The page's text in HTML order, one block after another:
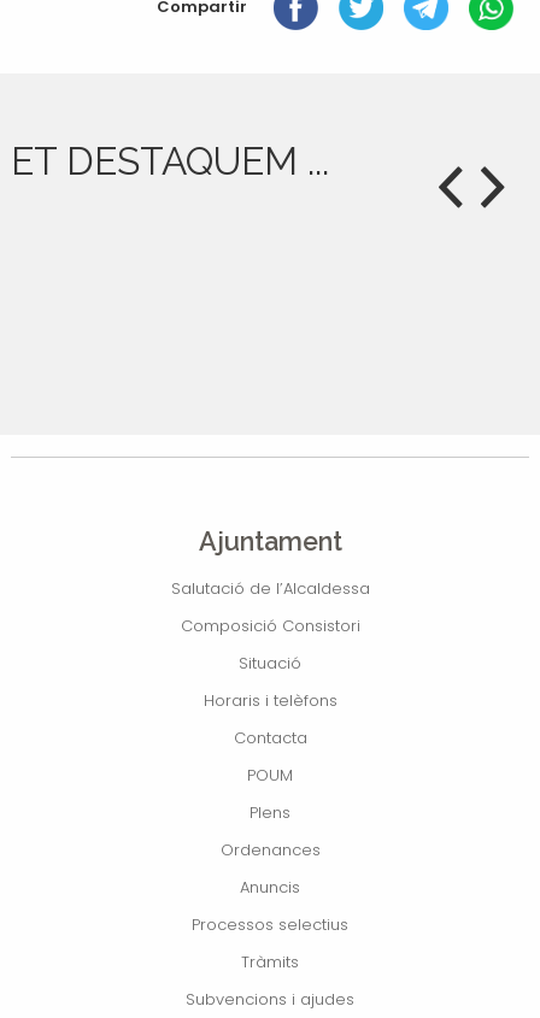
Compartir
ET DESTAQUEM ...
Ajuntament
Salutació de l’Alcaldessa
Composició Consistori
Situació
Horaris i telèfons
Contacta
POUM
Plens
Ordenances
Anuncis
Processos selectius
Tràmits
Subvencions i ajudes